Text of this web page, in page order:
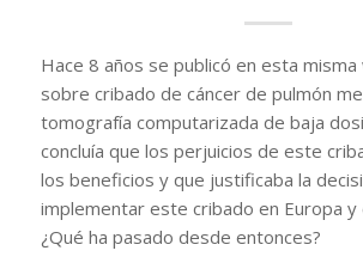
Hace 8 años se publicó en esta
sobre cribado de cáncer de pulmón
tomografía computarizada de baja
concluía que los perjuicios de este
los beneficios y que justificaba la
implementar este cribado en Europa y
¿Qué ha pasado desde entonces?